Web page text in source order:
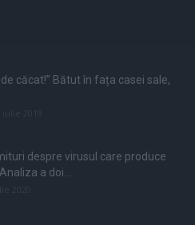
căcat!” Bătut în fața casei sale,
despre virusul care produce
a doi...